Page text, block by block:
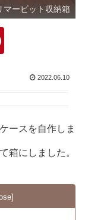
マービット収納箱
2022.06.10
ースを自作しま
箱にしました。